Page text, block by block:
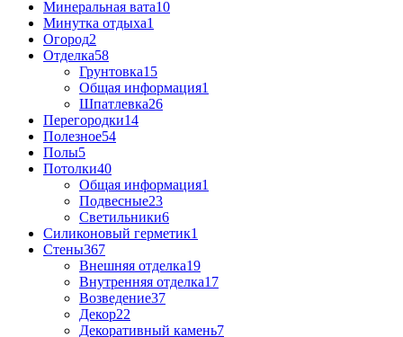
Минеральная вата10
Минутка отдыха1
Огород2
Отделка58
Грунтовка15
Общая информация1
Шпатлевка26
Перегородки14
Полезное54
Полы5
Потолки40
Общая информация1
Подвесные23
Светильники6
Силиконовый герметик1
Стены367
Внешняя отделка19
Внутренняя отделка17
Возведение37
Декор22
Декоративный камень7